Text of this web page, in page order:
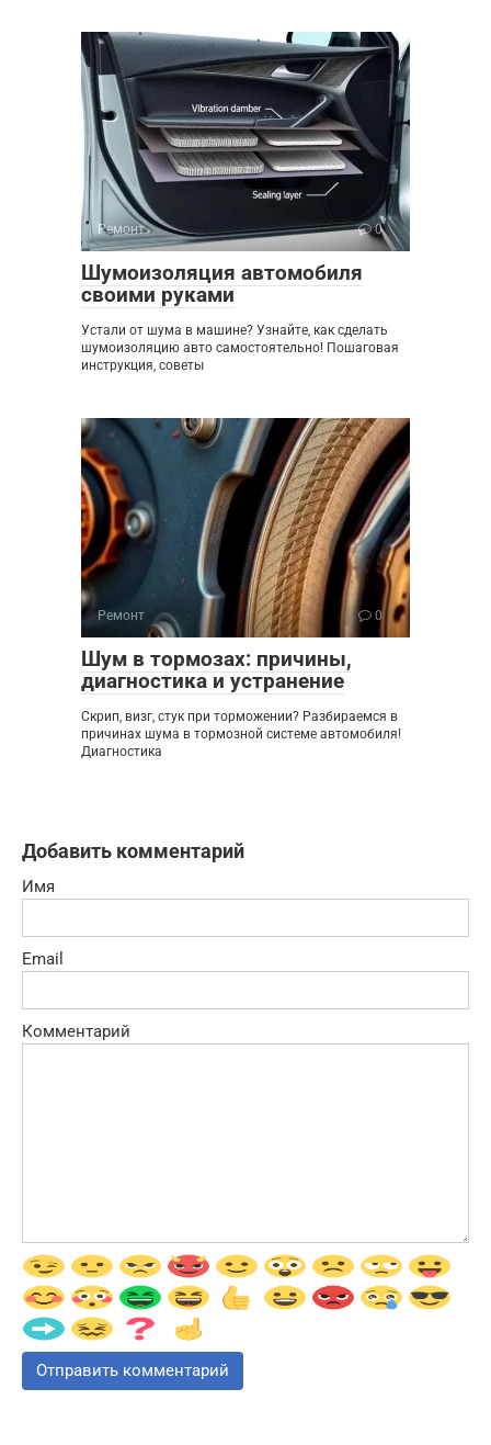
Ремонт 0
Шумоизоляция автомобиля
своими руками
Устали от шума в машине? Узнайте, как сделать
шумоизоляцию авто самостоятельно! Пошаговая
инструкция, советы
Ремонт 0
Шум в тормозах: причины,
диагностика и устранение
Скрип, визг, стук при торможении? Разбираемся в
причинах шума в тормозной системе автомобиля!
Диагностика
Добавить комментарий
Имя
Email
Комментарий